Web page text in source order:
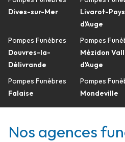
Dives-sur-Mer
Pompes Funèbres
Douvres-la-
Délivrande
Pompes Funèbres
Falaise
Livarot-
d'Auge
Pompes
Mézidon
d'Auge
Pompes
Mondeville
Nos agences